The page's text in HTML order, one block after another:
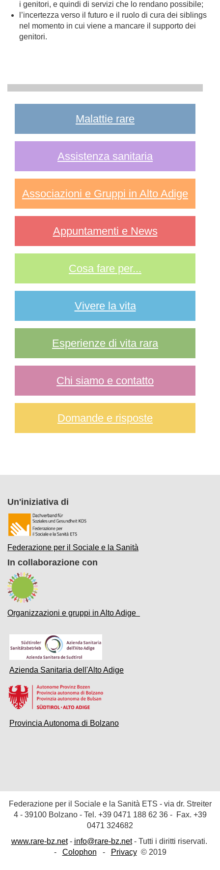
i genitori, e quindi di servizi che lo rendano possibile;
l’incertezza verso il futuro e il ruolo di cura dei siblings
nel momento in cui viene a mancare il supporto dei
genitori.
Malattie rare
Assistenza sanitaria
Associazioni e Gruppi in Alto Adige
Appuntamenti e News
Cosa fare per...
Vivere la vita
Esperienze di vita rara
Chi siamo e contatto
Domande e risposte
Un'iniziativa di
Federazione per il Sociale e la Sanità
In collaborazione con
Organizzazioni e gruppi in Alto Adige
Azienda Sanitaria dell'Alto Adige
Provincia Autonoma di Bolzano
Federazione per il Sociale e la Sanità ETS - via dr. Streiter
4 - 39100 Bolzano - Tel. +39 0471 188 62 36- Fax. +39
0471 324682
www.rare-bz.net- info@rare-bz.net- Tutti i diritti riservati.
- Colophon - Privacy© 2019